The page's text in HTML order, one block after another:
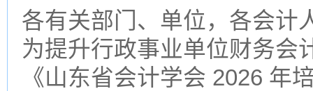
各有关部门、单位，各会计
为提升行政事业单位财务会
《山东省会计学会 2026 年